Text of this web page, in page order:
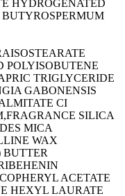
HYDROGENATED
BUTYROSPERMUM
POLYISOBUTENE
TRIGLYCERIDE
GABONENSIS
CI
SILICA
MICA
WAX
BUTTER
ACETATE
HEXYL LAURATE